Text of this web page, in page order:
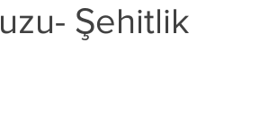
Şehitlik